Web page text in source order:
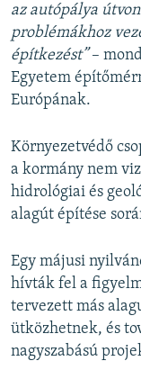
az autópálya
problémákhoz
építkezést”–
Egyetem
Európának.
Környezetvédő
a kormány nem
hidrológiai és
alagút építése
Egy májusi
hívták fel a
tervezett más
ütközhetnek, és
nagyszabású